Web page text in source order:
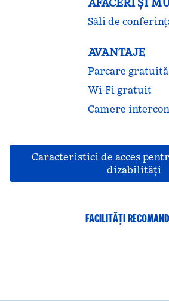
Săli de
AVANTAJE
Parcare gratuită
Wi-Fi gratuit
Camere
Caracteristici de acces
dizabilităţi
FACILITĂȚI
CENTRU DE